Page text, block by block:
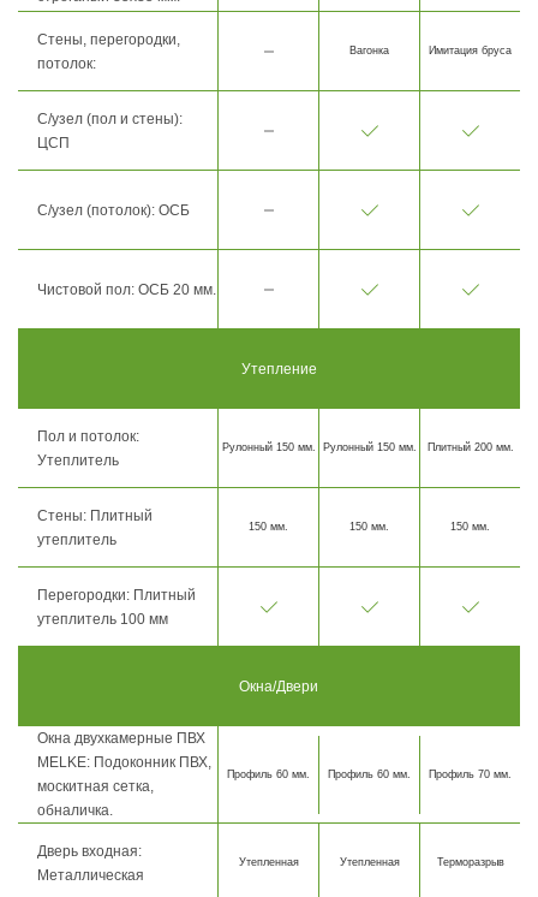
Стены, перегородки,
потолок:
Вагонка Имитация бруса
С/узел (пол и стены):
ЦСП
С/узел (потолок): ОСБ
Чистовой пол: ОСБ 20 мм.
Утепление
Пол и потолок:
Утеплитель
Рулонный 150 мм. Рулонный 150 мм. Плитный 200 мм.
Стены: Плитный
утеплитель
150 мм. 150 мм. 150 мм.
Перегородки: Плитный
утеплитель 100 мм
Окна/Двери
Окна двухкамерные ПВХ
MELKE: Подоконник ПВХ,
москитная сетка,
обналичка.
Профиль 60 мм. Профиль 60 мм. Профиль 70 мм.
Дверь входная:
Металлическая
Утепленная Утепленная Терморазрыв